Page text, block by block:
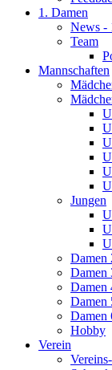
1. Damen
News -
Team
Mannschaften
Jungen
Damen
Damen
Damen
Damen
Damen
Hobby
Verein